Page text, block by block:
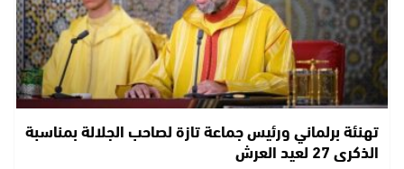
تهنئة برلماني ورئيس جماعة تازة لصاحب الجلالة بمناسبة
الذكرى 27 لعيد العرش